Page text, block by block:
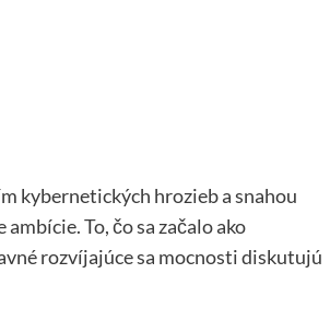
kybernetických hrozieb a snahou
To, čo sa začalo ako
rozvíjajúce sa mocnosti diskutujú